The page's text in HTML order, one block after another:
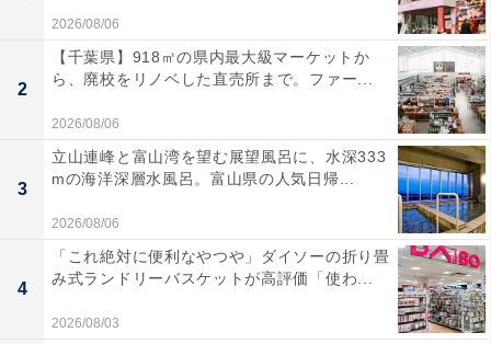
楽天トラベルの「クーポン祭」とは？
楽天トラベルでは、定期的に「クーポン祭」を開催。人
気の宿やホテルを対象に、宿泊予約で使えるお得な割引
クーポンを配布します。
クーポンは、国内宿泊や海外ツアー、レンタカーなど、
さまざまな旅行商品で利用可能。複数のクーポンを組み
2026/08/06
2
【千葉県】918㎡の県内最大級マーケットか
ら、廃校をリノベした直売所まで。ファー...
2026/08/06
3
立山連峰と富山湾を望む展望風呂に、水深333
mの海洋深層水風呂。富山県の人気日帰...
2026/08/06
4
「これ絶対に便利なやつや」ダイソーの折り畳
み式ランドリーバスケットが高評価「使わ...
2026/08/03